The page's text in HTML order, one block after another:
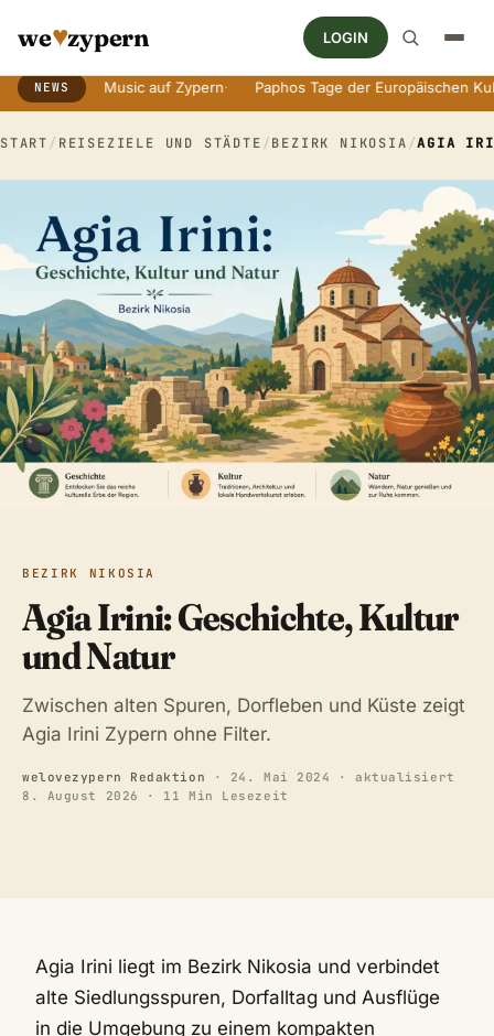
we♥zypern LOGIN
NEWS
Breaking News Ticker
Music auf Zypern· Paphos Tage der Europäischen Kultur·
START/ REISEZIELE UND STÄDTE/BEZIRK NIKOSIA/AGIA
BEZIRK NIKOSIA
Agia Irini: Geschichte, Kultur
und Natur
Zwischen alten Spuren, Dorfleben und Küste zeigt
Agia Irini Zypern ohne Filter.
welovezypern Redaktion · 24. Mai 2024 · aktualisiert
8. August 2026
· 11 Min Lesezeit
Agia Irini liegt im Bezirk Nikosia und verbindet
alte Siedlungsspuren, Dorfalltag und Ausflüge
in die Umgebung zu einem kompakten